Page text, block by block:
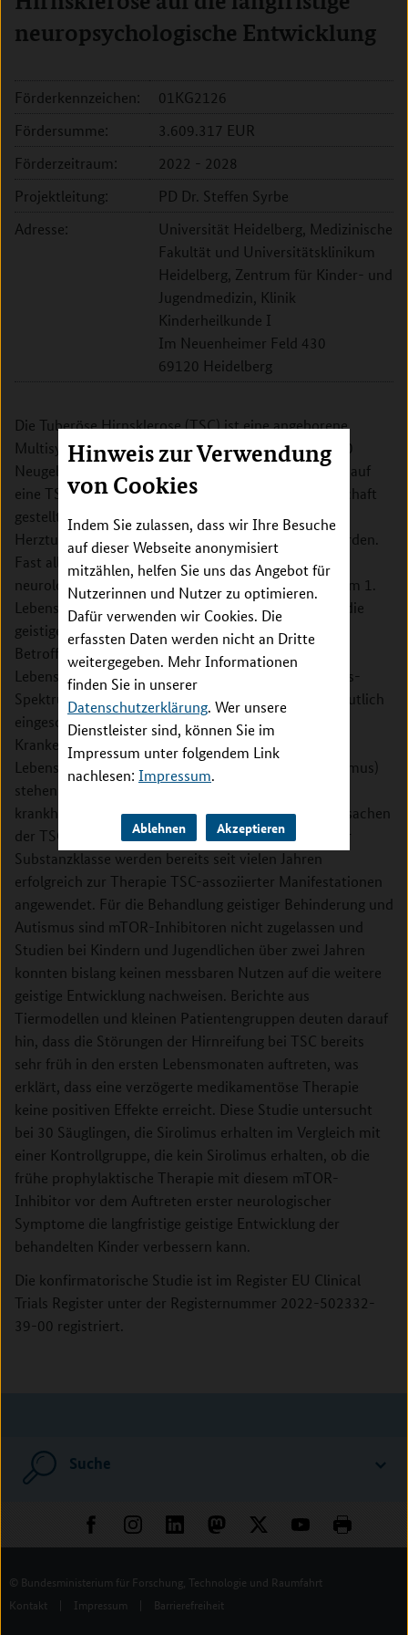
Hinweis zur Verwendung
von Cookies
Indem Sie zulassen, dass wir Ihre Besuche
auf dieser Webseite anonymisiert
mitzählen, helfen Sie uns das Angebot für
Nutzerinnen und Nutzer zu optimieren.
Dafür verwenden wir Cookies. Die
erfassten Daten werden nicht an Dritte
weitergegeben. Mehr Informationen
finden Sie in unserer
Datenschutzerklärung. Wer unsere
Dienstleister sind, können Sie im
Impressum unter folgendem Link
nachlesen: Impressum.
Ablehnen Akzeptieren
neuropsychologische Entwicklung
Förderkennzeichen:
01KG2126
Fördersumme:
3.609.317 EUR
Förderzeitraum:
2022 - 2028
Projektleitung:
PD Dr. Steffen Syrbe
Adresse:
Universität Heidelberg, Medizinische
Fakultät und Universitätsklinikum
Heidelberg, Zentrum für Kinder- und
Jugendmedizin, Klinik
Kinderheilkunde I
Im Neuenheimer Feld 430
69120 Heidelberg
Die Tuberöse Hirnsklerose (TSC) ist eine angeborene
Multisystemerkrankung, die ca. 1 von 7.000 – 14.000
Neugeborenen in Deutschland betrifft. Der Verdacht auf
eine TSC wird sehr häufig bereits in der Schwangerschaft
gestellt, wenn im pränatalen Ultraschall gutartige
Herztumoren (kardiale Rhabdomyome) entdeckt werden.
Fast alle Betroffenen mit einer TSC entwickeln
neurologische Symptome. Frühkindliche Epilepsien im 1.
Lebensjahr sind besonders mit schweren Folgen für die
geistige Entwicklung assoziiert. Bei bis zu 50% aller
Betroffenen entwickeln sich im Laufe der ersten
Lebensjahre eine geistige Behinderung oder Autismus-
Spektrum-Störungen. Damit verbunden sind eine deutlich
eingeschränkte Lebensqualität, häufige
Krankenhausaufenthalte sowie eine reduzierte
Lebenserwartung. Mit mTOR-Inhibitoren (z. B. Sirolimus)
stehen Medikamente zur Verfügung, welche die
krankheitsverursachenden pathophysiologischen Ursachen
der TSC korrigieren können. Medikamente aus dieser
Substanzklasse werden bereits seit vielen Jahren
erfolgreich zur Therapie TSC-assoziierter Manifestationen
angewendet. Für die Behandlung geistiger Behinderung und
Autismus sind mTOR-Inhibitoren nicht zugelassen und
Studien bei Kindern und Jugendlichen über zwei Jahren
konnten bislang keinen messbaren Nutzen auf die weitere
geistige Entwicklung nachweisen. Berichte aus
Tiermodellen und kleinen Patientengruppen deuten darauf
hin, dass die Störungen der Hirnreifung bei TSC bereits
sehr früh in den ersten Lebensmonaten auftreten, was
erklärt, dass eine verzögerte medikamentöse Therapie
keine positiven Effekte erreicht. Diese Studie untersucht
bei 30 Säuglingen, die Sirolimus erhalten im Vergleich mit
einer Kontrollgruppe, die kein Sirolimus erhalten, ob die
frühe prophylaktische Therapie mit diesem mTOR-
Inhibitor vor dem Auftreten erster neurologischer
Symptome die langfristige geistige Entwicklung der
behandelten Kinder verbessern kann.
Die konfirmatorische Studie ist im Register EU Clinical
Trials Register unter der Registernummer 2022-502332-
39-00 registriert.
Suche
© Bundesministerium für Forschung, Technologie und Raumfahrt
Kontakt
| Impressum | Barrierefreiheit